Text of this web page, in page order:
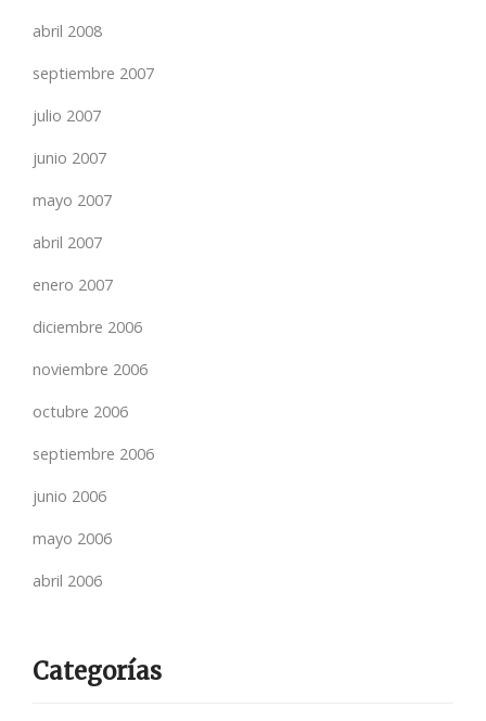
abril 2008
septiembre 2007
julio 2007
junio 2007
mayo 2007
abril 2007
enero 2007
diciembre 2006
noviembre 2006
octubre 2006
septiembre 2006
junio 2006
mayo 2006
abril 2006
Categorías